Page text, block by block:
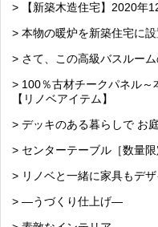
> 【新築木造住宅】2020年
> 本物の暖炉を新築住宅に
> さて、この高級バスルー
> 100％古材チークパネル～
【リノベアイテム】
> デッキのある暮らしで お
> センターテーブル［数量限
> リノベと一緒に家具もデザ
> —うづくり仕上げ—